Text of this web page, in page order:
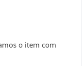
o item com